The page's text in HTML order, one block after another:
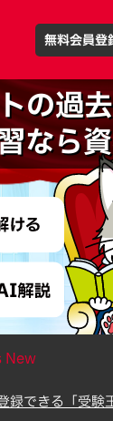
無料会員登
の過
なら
New
録できる「受験